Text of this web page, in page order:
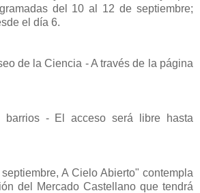
del 10 al 12 de septiembre;
el día 6.
de la Ciencia - A través de la página
barrios - El acceso será libre hasta
A Cielo Abierto" contempla
del Mercado Castellano que tendrá